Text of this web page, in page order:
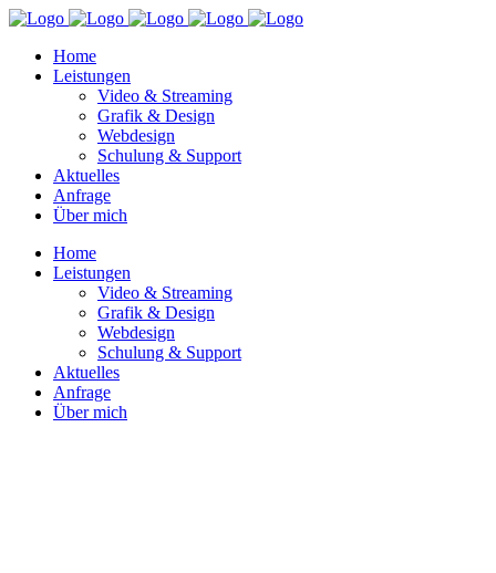
Home
Leistungen
Video & Streaming
Grafik & Design
Webdesign
Schulung & Support
Aktuelles
Anfrage
Über mich
Home
Leistungen
Video & Streaming
Grafik & Design
Webdesign
Schulung & Support
Aktuelles
Anfrage
Über mich